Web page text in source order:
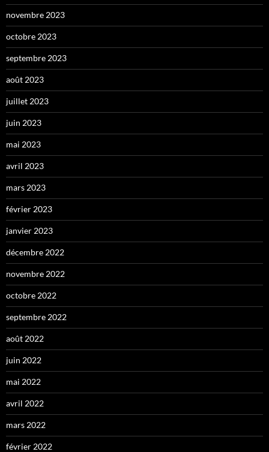
novembre 2023
octobre 2023
septembre 2023
août 2023
juillet 2023
juin 2023
mai 2023
avril 2023
mars 2023
février 2023
janvier 2023
décembre 2022
novembre 2022
octobre 2022
septembre 2022
août 2022
juin 2022
mai 2022
avril 2022
mars 2022
février 2022